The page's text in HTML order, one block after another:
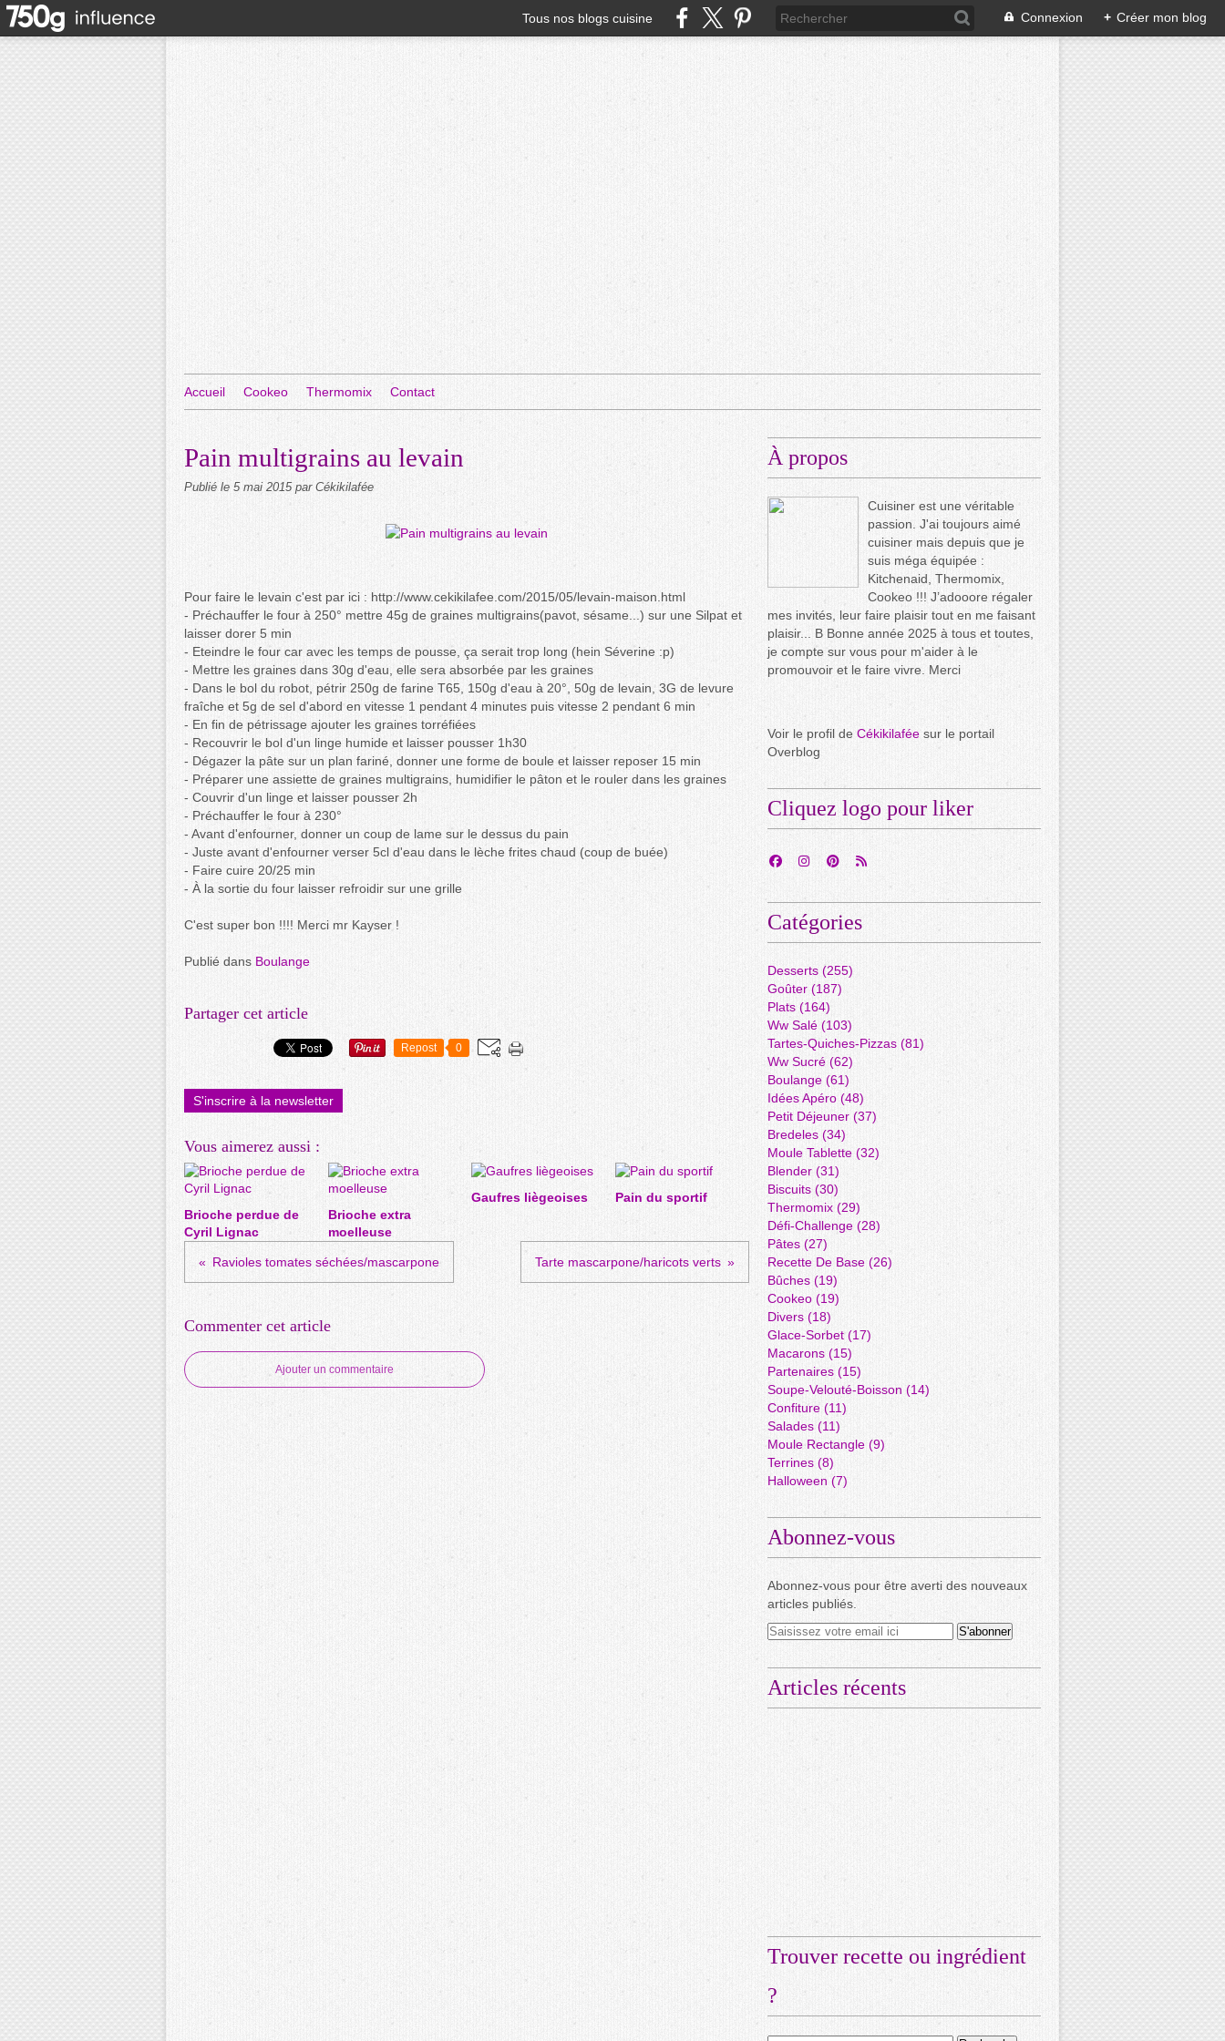
Tous nos blogs cuisine Connexion + Créer mon blog
Accueil Cookeo Thermomix Contact
Pain multigrains au levain
Publié le 5 mai 2015 par Cékikilafée
Pour faire le levain c'est par ici : http://www.cekikilafee.com/2015/05/levain-maison.html
- Préchauffer le four à 250° mettre 45g de graines multigrains(pavot, sésame...) sur une Silpat et
laisser dorer 5 min
- Eteindre le four car avec les temps de pousse, ça serait trop long (hein Séverine :p)
- Mettre les graines dans 30g d'eau, elle sera absorbée par les graines
- Dans le bol du robot, pétrir 250g de farine T65, 150g d'eau à 20°, 50g de levain, 3G de levure
fraîche et 5g de sel d'abord en vitesse 1 pendant 4 minutes puis vitesse 2 pendant 6 min
- En fin de pétrissage ajouter les graines torréfiées
- Recouvrir le bol d'un linge humide et laisser pousser 1h30
- Dégazer la pâte sur un plan fariné, donner une forme de boule et laisser reposer 15 min
- Préparer une assiette de graines multigrains, humidifier le pâton et le rouler dans les graines
- Couvrir d'un linge et laisser pousser 2h
- Préchauffer le four à 230°
- Avant d'enfourner, donner un coup de lame sur le dessus du pain
- Juste avant d'enfourner verser 5cl d'eau dans le lèche frites chaud (coup de buée)
- Faire cuire 20/25 min
- À la sortie du four laisser refroidir sur une grille
C'est super bon !!!! Merci mr Kayser !
Publié dans Boulange
Partager cet article
Repost 0
S'inscrire à la newsletter
Vous aimerez aussi :
Brioche perdue de
Cyril Lignac
Brioche extra
moelleuse
Gaufres liègeoises Pain du sportif
Ravioles tomates séchées/mascarpone Tarte mascarpone/haricots verts
Commenter cet article
Ajouter un commentaire
À propos
Cuisiner est une véritable
passion. J'ai toujours aimé
cuisiner mais depuis que je
suis méga équipée :
Kitchenaid, Thermomix,
Cookeo !!! J’adooore régaler
mes invités, leur faire plaisir tout en me faisant
plaisir... B Bonne année 2025 à tous et toutes,
je compte sur vous pour m'aider à le
promouvoir et le faire vivre. Merci
Voir le profil de Cékikilafée sur le portail
Overblog
Cliquez logo pour liker
Catégories
Desserts (255)
Goûter (187)
Plats (164)
Ww Salé (103)
Tartes-Quiches-Pizzas (81)
Ww Sucré (62)
Boulange (61)
Idées Apéro (48)
Petit Déjeuner (37)
Bredeles (34)
Moule Tablette (32)
Blender (31)
Biscuits (30)
Thermomix (29)
Défi-Challenge (28)
Pâtes (27)
Recette De Base (26)
Bûches (19)
Cookeo (19)
Divers (18)
Glace-Sorbet(17)
Macarons (15)
Partenaires (15)
Soupe-Velouté-Boisson (14)
Confiture (11)
Salades (11)
Moule Rectangle (9)
Terrines (8)
Halloween (7)
Abonnez-vous
Abonnez-vous pour être averti des nouveaux
articles publiés.
Articles récents
Trouver recette ou ingrédient
?